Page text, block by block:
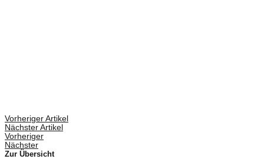
Vorheriger Artikel
Nächster Artikel
Vorheriger
Nächster
Zur Übersicht